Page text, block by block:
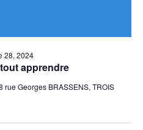
apprendre
28, 2024
rue Georges BRASSENS, TROIS